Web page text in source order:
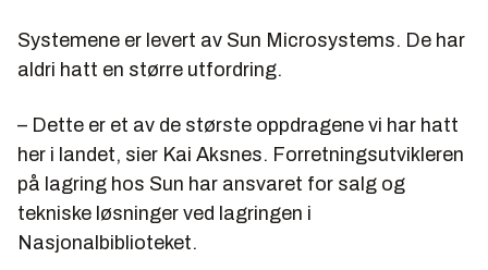
Systemene er levert av Sun Microsystems. De har
aldri hatt en større utfordring.
– Dette er et av de største oppdragene vi har hatt
her i landet, sier Kai Aksnes. Forretningsutvikleren
på lagring hos Sun har ansvaret for salg og
tekniske løsninger ved lagringen i
Nasjonalbiblioteket.